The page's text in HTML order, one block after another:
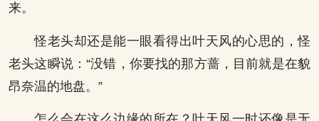
来。
怪老头却还是能一眼看得出叶天风的心思的，怪
老头这瞬说：“没错，你要找的那方蔷，目前就是在貌
昂奈温的地盘。”